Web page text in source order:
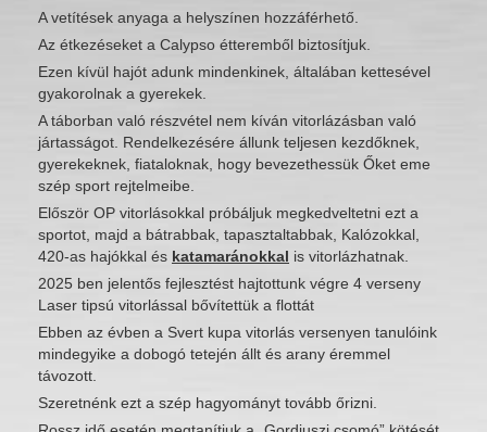
A vetítések anyaga a helyszínen hozzáférhető.
Az étkezéseket a Calypso étteremből biztosítjuk.
Ezen kívül hajót adunk mindenkinek, általában kettesével
gyakorolnak a gyerekek.
A táborban való részvétel nem kíván vitorlázásban való
jártasságot. Rendelkezésére állunk teljesen kezdőknek,
gyerekeknek, fiataloknak, hogy bevezethessük Őket eme
szép sport rejtelmeibe.
Először OP vitorlásokkal próbáljuk megkedveltetni ezt a
sportot, majd a bátrabbak, tapasztaltabbak, Kalózokkal,
420-as hajókkal és katamaránokkal is vitorlázhatnak.
2025 ben jelentős fejlesztést hajtottunk végre 4 verseny
Laser tipsú vitorlással bővítettük a flottát
Ebben az évben a Svert kupa vitorlás versenyen tanulóink
mindegyike a dobogó tetején állt és arany éremmel
távozott.
Szeretnénk ezt a szép hagyományt tovább őrizni.